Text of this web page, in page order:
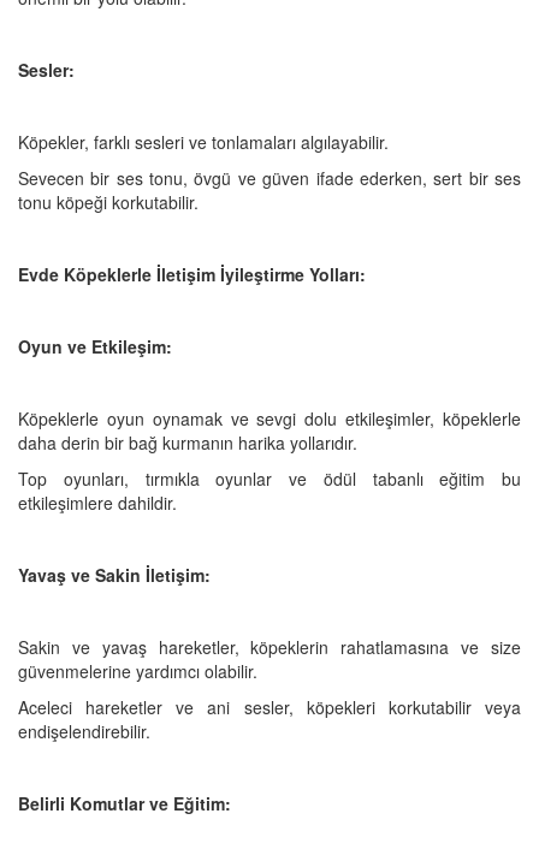
Sesler:
Köpekler, farklı sesleri ve tonlamaları algılayabilir.
Sevecen bir ses tonu, övgü ve güven ifade ederken, sert bir ses
tonu köpeği korkutabilir.
Evde Köpeklerle İletişim İyileştirme Yolları:
Oyun ve Etkileşim:
Köpeklerle oyun oynamak ve sevgi dolu etkileşimler, köpeklerle
daha derin bir bağ kurmanın harika yollarıdır.
Top oyunları, tırmıkla oyunlar ve ödül tabanlı eğitim bu
etkileşimlere dahildir.
Yavaş ve Sakin İletişim:
Sakin ve yavaş hareketler, köpeklerin rahatlamasına ve size
güvenmelerine yardımcı olabilir.
Aceleci hareketler ve ani sesler, köpekleri korkutabilir veya
endişelendirebilir.
Belirli Komutlar ve Eğitim: